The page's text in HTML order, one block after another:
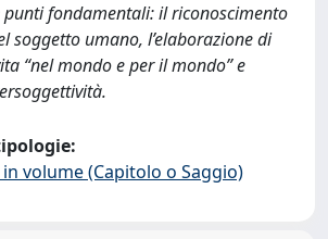
fondamentali: il riconoscimento
soggetto umano, l’elaborazione di
“nel mondo e per il mondo” e
volume (Capitolo o Saggio)